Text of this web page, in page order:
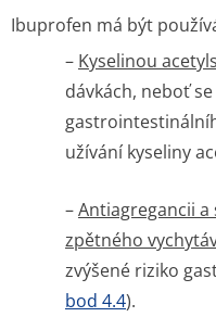
Ibuprofen má být
– Kyselinou
dávkách, neboť
užívání kyseliny
–Antiagregancii
zpětného
zvýšené riziko
bod 4.4).